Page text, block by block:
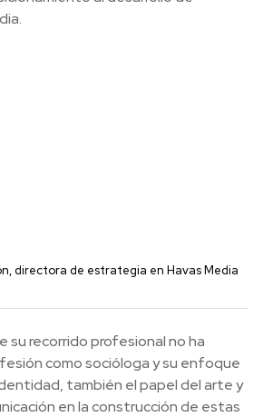
directora de estrategia en Havas Media
su recorrido profesional no ha
como socióloga y su enfoque
también el papel del arte y
en la construcción de estas